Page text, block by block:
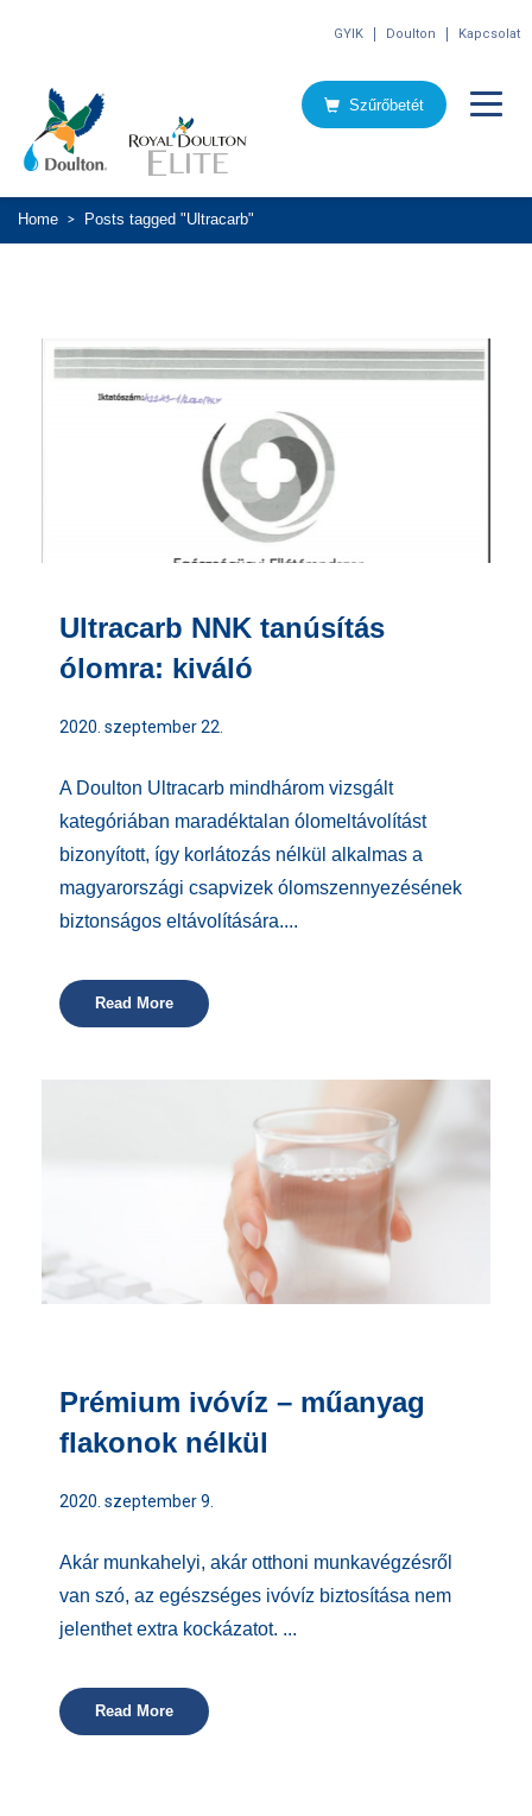
GYIK Doulton Kapcsolat
Szűrőbetét
Home Posts tagged "Ultracarb"
Ultracarb NNK tanúsítás
ólomra: kiváló
2020. szeptember 22.
A Doulton Ultracarb mindhárom vizsgált
kategóriában maradéktalan ólomeltávolítást
bizonyított, így korlátozás nélkül alkalmas a
magyarországi csapvizek ólomszennyezésének
biztonságos eltávolítására....
Read More
Prémium ivóvíz – műanyag
flakonok nélkül
2020. szeptember 9.
Akár munkahelyi, akár otthoni munkavégzésről
van szó, az egészséges ivóvíz biztosítása nem
jelenthet extra kockázatot. ...
Read More